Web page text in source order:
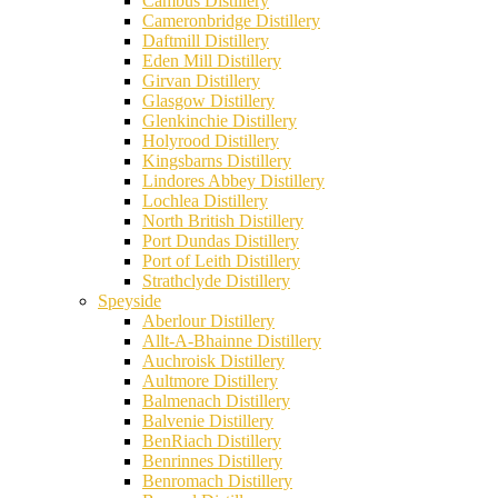
Cameronbridge Distillery
Daftmill Distillery
Eden Mill Distillery
Girvan Distillery
Glasgow Distillery
Glenkinchie Distillery
Holyrood Distillery
Kingsbarns Distillery
Lindores Abbey Distillery
Lochlea Distillery
North British Distillery
Port Dundas Distillery
Port of Leith Distillery
Strathclyde Distillery
Speyside
Aberlour Distillery
Allt-A-Bhainne Distillery
Auchroisk Distillery
Aultmore Distillery
Balmenach Distillery
Balvenie Distillery
BenRiach Distillery
Benrinnes Distillery
Benromach Distillery